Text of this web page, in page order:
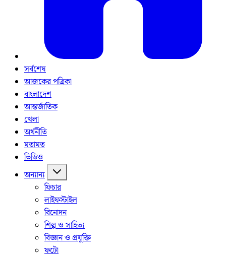
সর্বশেষ
আজকের পত্রিকা
বাংলাদেশ
আন্তর্জাতিক
খেলা
অর্থনীতি
মতামত
ভিডিও
অন্যান্য
ফিচার
লাইফস্টাইল
বিনোদন
শিল্প ও সাহিত্য
বিজ্ঞান ও প্রযুক্তি
ফটো